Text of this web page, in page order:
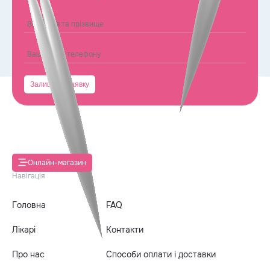
Онлайн-магазин
Навігація
Головна FAQ
Лікарі Контакти
Про нас Способи оплати і доставки